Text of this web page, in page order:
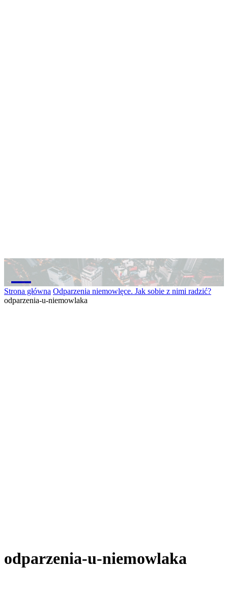
M
Strona główna Odparzenia niemowlęce. Jak sobie z nimi radzić?
odparzenia-u-niemowlaka
odparzenia-u-niemowlaka